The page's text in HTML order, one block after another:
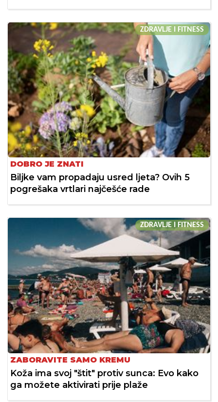
ZDRAVLJE I FITNESS
DOBRO JE ZNATI
Biljke vam propadaju usred ljeta? Ovih 5
pogrešaka vrtlari najčešće rade
ZDRAVLJE I FITNESS
ZABORAVITE SAMO KREMU
Koža ima svoj "štit" protiv sunca: Evo kako
ga možete aktivirati prije plaže